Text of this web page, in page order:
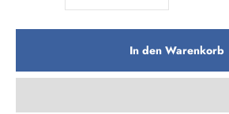
In den Warenkorb